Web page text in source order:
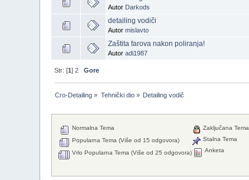
Autor Darkods
detailing vodiči
Autormislavto
Zaštita farova nakon poliranja!
Autoradi1987
Str: [1]2 Gore
Cro-Detailing » Tehnički dio» Detailing vodič
Normalna Tema
Popularna Tema (Više od 15 odgovora)
Vrlo Popularna Tema (Više od 25 odgovora)
Zaključana Tema
Stalna Tema
Anketa